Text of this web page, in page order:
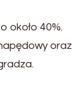
około 40%.
oraz